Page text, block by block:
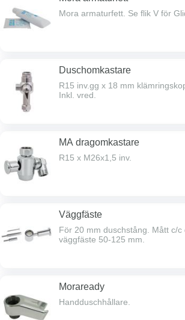
Mora armaturfett. Se flik V för
Duschomkastare
R15 inv.gg x 18 mm
Inkl. vred.
MA dragomkastare
R15 x M26x1,5 inv.
Väggfäste
För 20 mm duschstång. Mått c/c
väggfäste 50-125 mm.
Moraready
Handduschhållare.